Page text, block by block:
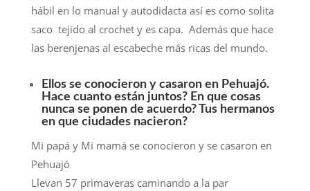
hábil en lo manual y autodidacta así es como solita
saco tejido al crochet y es capa. Además que hace
las berenjenas al escabeche más ricas del mundo.
Ellos se conocieron y casaron en Pehuajó.
Hace cuanto están juntos? En que cosas
nunca se ponen de acuerdo? Tus hermanos
en que ciudades nacieron?
Mi papá y Mi mamá se conocieron y se casaron en
Pehuajó
Llevan 57 primaveras caminando a la par